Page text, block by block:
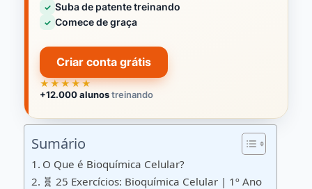
✓ Suba de patente treinando
✓ Comece de graça
Criar conta grátis
★★★★★
+12.000 alunostreinando
Sumário
O Que é Bioquímica Celular?
🧬 25 Exercícios: Bioquímica Celular | 1º Ano